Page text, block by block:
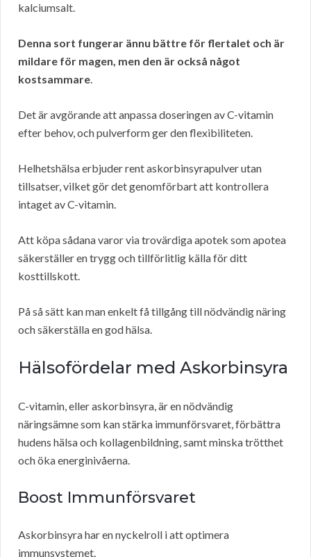
kalciumsalt.
Denna sort fungerar ännu bättre för flertalet och är
mildare för magen, men den är också något
kostsammare.
Det är avgörande att anpassa doseringen av C-vitamin
efter behov, och pulverform ger den flexibiliteten.
Helhetshälsa erbjuder rent askorbinsyrapulver utan
tillsatser, vilket gör det genomförbart att kontrollera
intaget av C-vitamin.
Att köpa sådana varor via trovärdiga apotek som apotea
säkerställer en trygg och tillförlitlig källa för ditt
kosttillskott.
På så sätt kan man enkelt få tillgång till nödvändig näring
och säkerställa en god hälsa.
Hälsofördelar med Askorbinsyra
C-vitamin, eller askorbinsyra, är en nödvändig
näringsämne som kan stärka immunförsvaret, förbättra
hudens hälsa och kollagenbildning, samt minska trötthet
och öka energinivåerna.
Boost Immunförsvaret
Askorbinsyra har en nyckelroll i att optimera
immunsystemet.